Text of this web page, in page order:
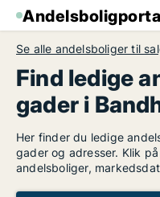
Se alle andelsboliger til
Find ledige
gader i
Her finder du ledige
gader og adresser. Klik
andelsboliger,